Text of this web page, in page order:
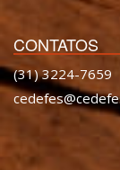
CONTATOS
(31) 3224-7659